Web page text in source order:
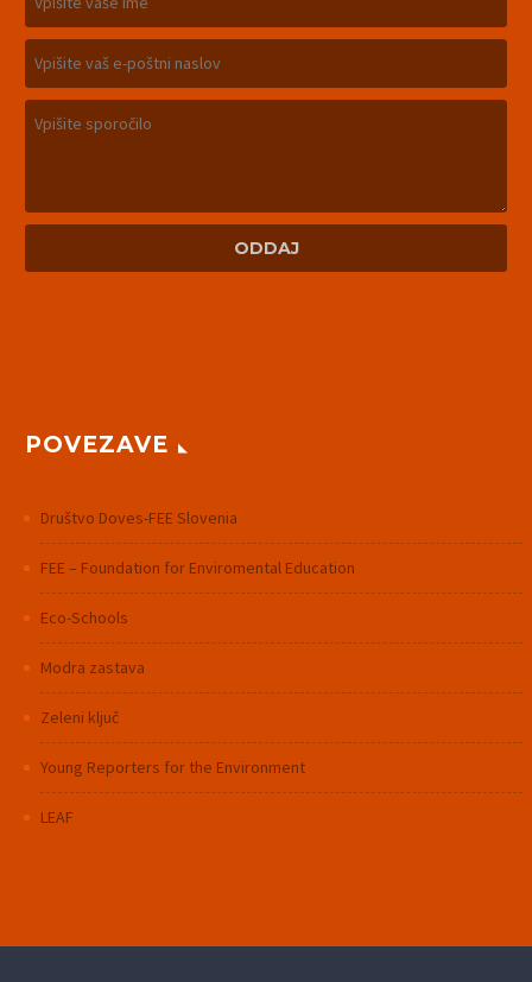
POVEZAVE
Društvo Doves-FEE Slovenia
FEE – Foundation for Enviromental Education
Eco-Schools
Modra zastava
Zeleni ključ
Young Reporters for the Environment
LEAF